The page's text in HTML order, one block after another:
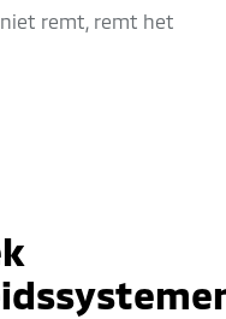
remt, remt het